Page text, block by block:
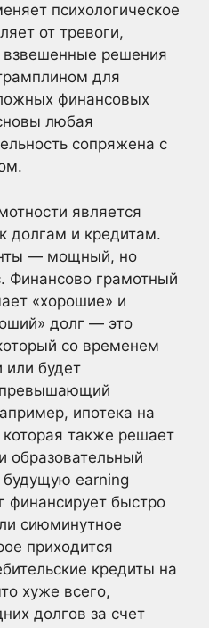
психологическое
от тревоги,
взвешенные решения
для
финансовых
любая
сопряжена с
является
долгам и кредитам.
— мощный, но
Финансово грамотный
«хорошие» и
долг — это
со временем
или будет
превышающий
ипотека на
также решает
образовательный
earning
финансирует быстро
сиюминутное
приходится
кредиты на
хуже всего,
долгов за счет